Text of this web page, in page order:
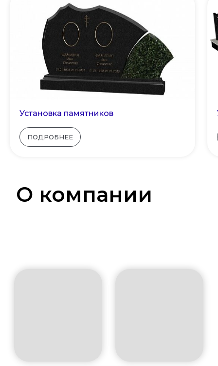
Установка памятников
ПОДРОБНЕЕ
О компании